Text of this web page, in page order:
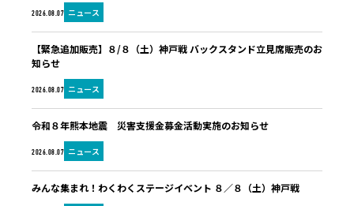
2026.08.07 ニュース
2026.08.07 ニュース
【緊急追加販売】８/８（土）神戸戦 バックスタンド立見席販売のお
知らせ
2026.08.07 ニュース
令和８年熊本地震 災害支援金募金活動実施のお知らせ
みんな集まれ！わくわくステージイベント ８／８（土）神戸戦